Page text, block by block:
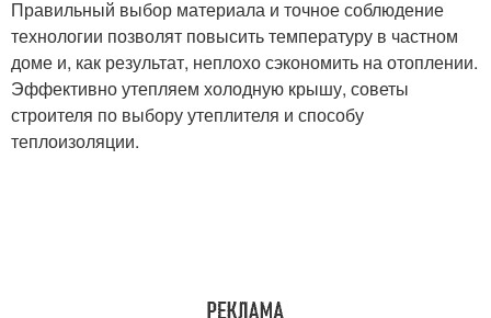
Правильный выбор материала и точное соблюдение
технологии позволят повысить температуру в частном
доме и, как результат, неплохо сэкономить на отоплении.
Эффективно утепляем холодную крышу, советы
строителя по выбору утеплителя и способу
теплоизоляции.